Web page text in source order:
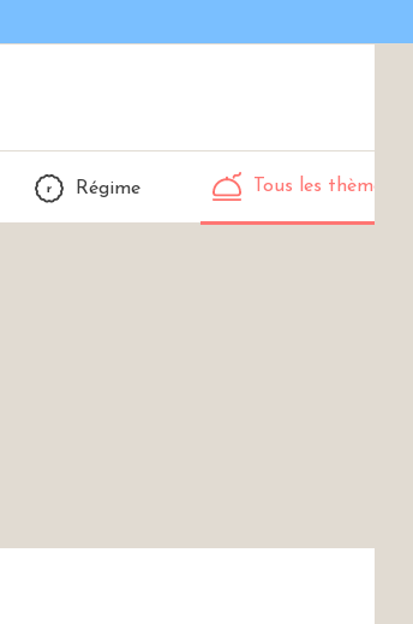
Régime Tous les thèmes